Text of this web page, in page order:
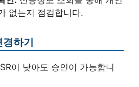
없는지 점검합니다.
하기
이 낮아도 승인이 가능합니